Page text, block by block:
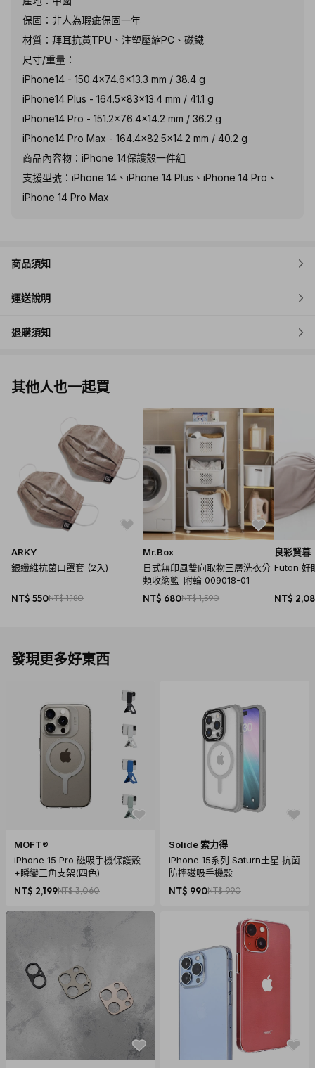
保固：非人為瑕疵保固一年
材質：拜耳抗黃TPU、注塑壓縮PC、磁鐵
尺寸/重量：
iPhone14 - 150.4x74.6x13.3 mm / 38.4 g
iPhone14 Plus - 164.5x83x13.4 mm / 41.1 g
iPhone14 Pro - 151.2x76.4x14.2 mm / 36.2 g
iPhone14 Pro Max - 164.4x82.5x14.2 mm / 40.2 g
商品內容物：iPhone 14保護殼一件組
支援型號：iPhone 14、iPhone 14 Plus、iPhone 14 Pro、
iPhone 14 Pro Max
商品須知
運送說明
退購須知
其他人也一起買
ARKY
銀纖維抗菌口罩套 (2入)
NT$ 550NT$ 1,180
Mr.Box
日式無印風雙向取物三層洗衣分
類收納籃-附輪 009018-01
NT$ 680NT$ 1,590
良彩賢暮
Futon 好
NT$
發現更多好東西
MOFT®
iPhone 15 Pro 磁吸手機保護殼
+瞬變三角支架(四色)
NT$ 2,199NT$ 3,060
Solide 索力得
iPhone 15系列 Saturn土星 抗菌
防摔磁吸手機殼
NT$ 990NT$ 990